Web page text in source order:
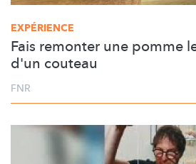
EXPÉRIENCE
Fais remonter une pomme
d'un couteau
FNR